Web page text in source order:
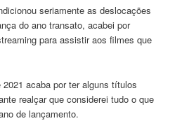
seriamente as deslocações
do ano transato, acabei por
para assistir aos filmes que
acaba por ter alguns títulos
realçar que considerei tudo o que
de lançamento.